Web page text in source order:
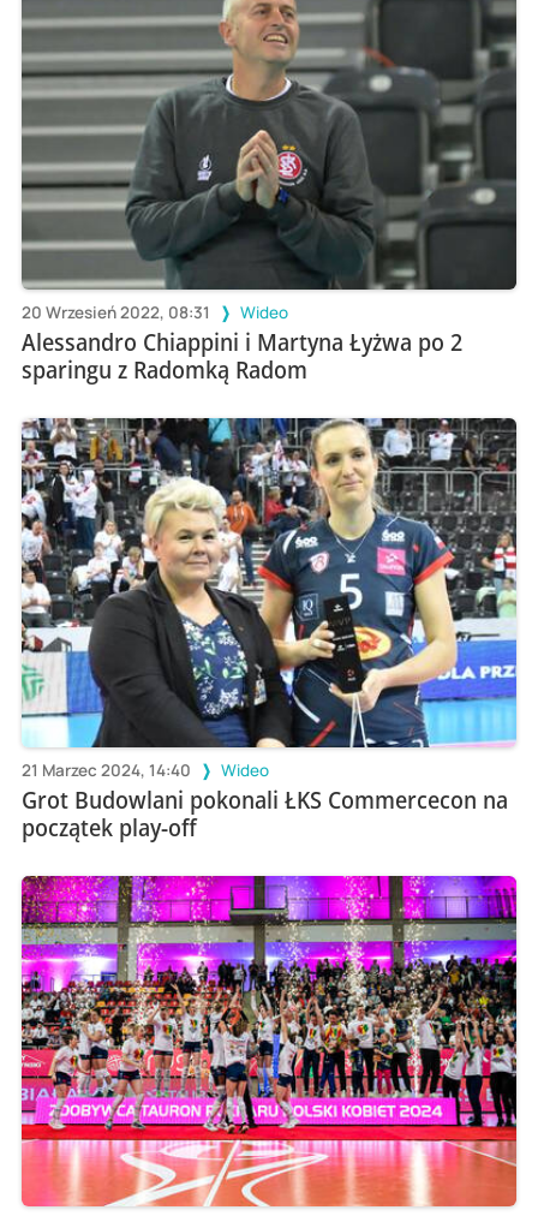
20 Wrzesień 2022, 08:31 Wideo
Alessandro Chiappini i Martyna Łyżwa po 2
sparingu z Radomką Radom
21 Marzec 2024, 14:40 Wideo
Grot Budowlani pokonali ŁKS Commercecon na
początek play-off